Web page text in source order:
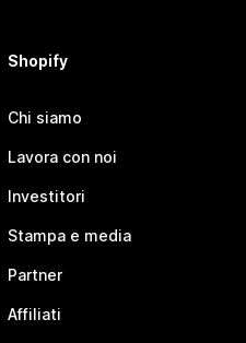
Shopify
Chi siamo
Lavora con noi
Investitori
Stampa e media
Partner
Affiliati